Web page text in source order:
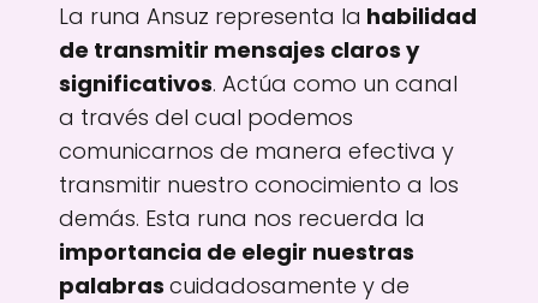
La runa Ansuz representa la habilidad
de transmitir mensajes claros y
significativos. Actúa como un canal
a través del cual podemos
comunicarnos de manera efectiva y
transmitir nuestro conocimiento a los
demás. Esta runa nos recuerda la
importancia de elegir nuestras
palabrascuidadosamente y de